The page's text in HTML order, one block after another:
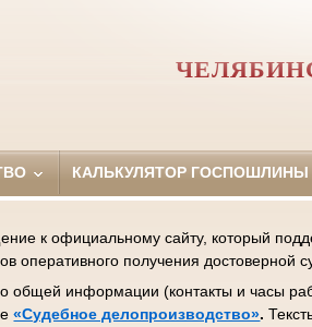
КАЛЬКУЛЯТОР ГОСПОШЛИНЫ
к официальному сайту, который
оперативного получения
общей информации (контакты и часы
«Судебное делопроизводство».